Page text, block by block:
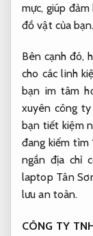
mực, giúp
đồ vật của bạn.
Bên cạnh đó,
cho các linh
bạn im tâm
xuyên công ty
bạn tiết kiệm
đang kiếm tìm
ngần địa chỉ
laptop Tân
lưu an toàn.
CÔNG TY